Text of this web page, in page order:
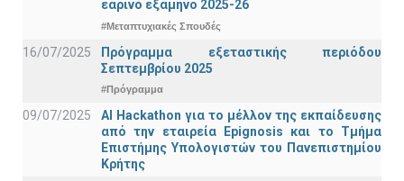
εαρινό εξάμηνο 2025-26
#Μεταπτυχιακές Σπουδές
16/07/2025
Πρόγραμμα εξεταστικής περιόδου
Σεπτεμβρίου 2025
#Πρόγραμμα
09/07/2025
AI Hackathon για το μέλλον της εκπαίδευσης
από την εταιρεία Epignosis και το Τμήμα
Επιστήμης Υπολογιστών του Πανεπιστημίου
Κρήτης